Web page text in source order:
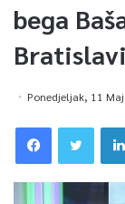
bega
Ponedjeljak, 11